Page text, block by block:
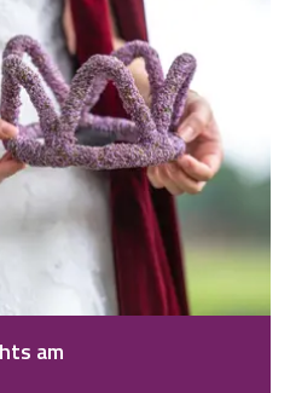
am